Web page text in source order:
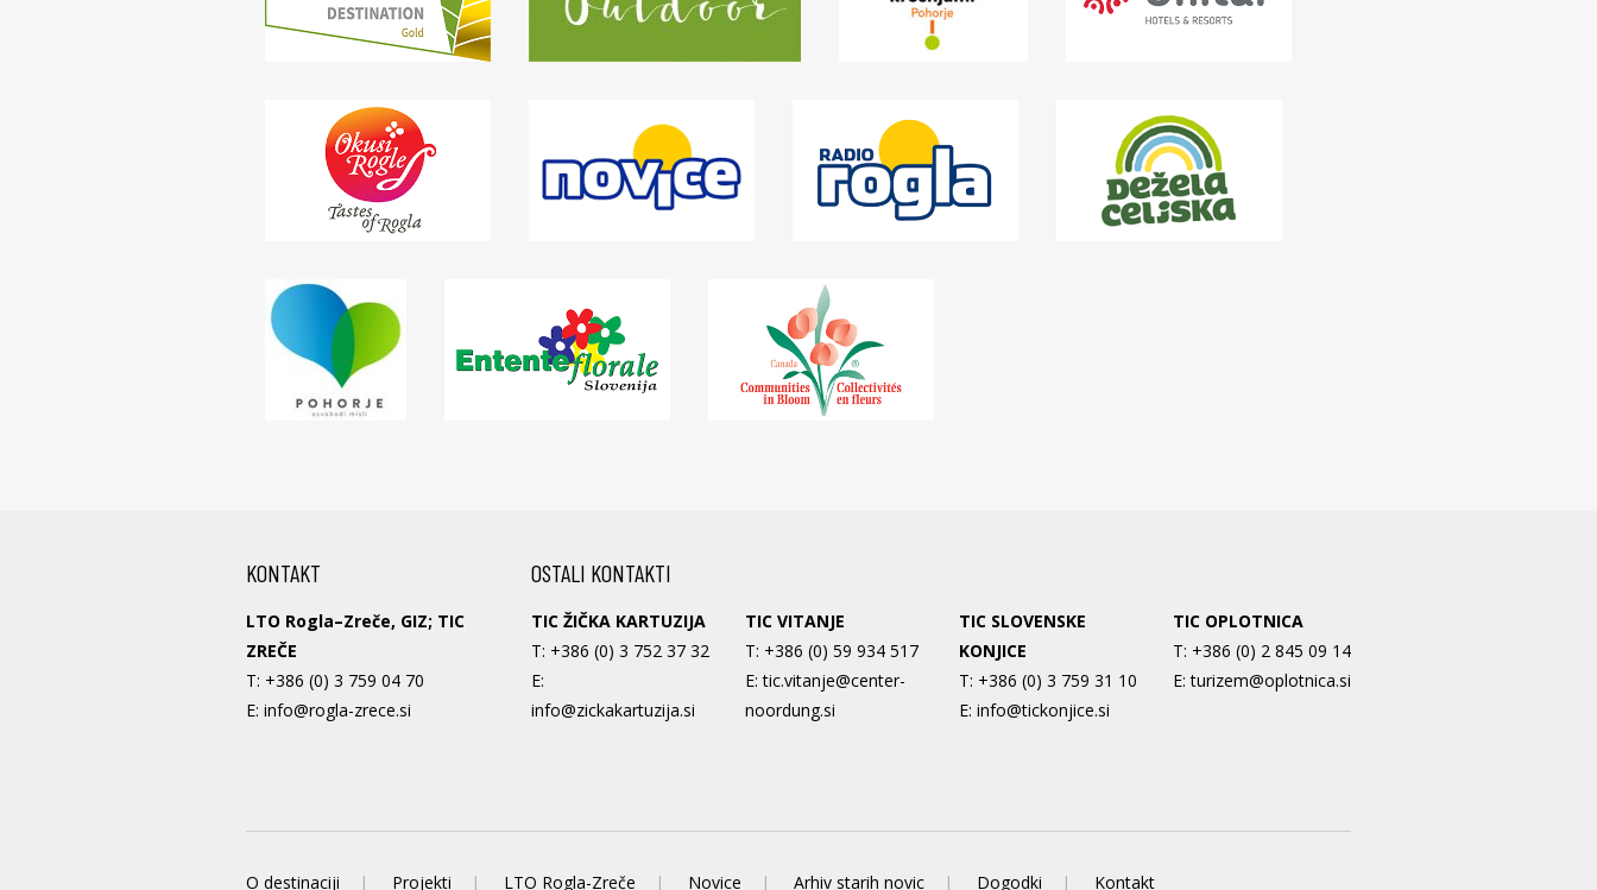
KONTAKT
LTO Rogla–Zreče, GIZ; TIC
ZREČE
T: +386 (0) 3 759 04 70
E: info@rogla-zrece.si
OSTALI KONTAKTI
TIC ŽIČKA KARTUZIJA
T: +386 (0) 3 752 37 32
E:
info@zickakartuzija.si
TIC VITANJE
T: +386 (0) 59 934 517
E:tic.vitanje@center-
noordung.si
TIC SLOVENSKE
KONJICE
T: +386 (0) 3 759 31 10
E: info@tickonjice.si
TIC OPLOTNICA
T: +386 (0) 2 845 09 14
E:turizem@oplotnica.si
O destinaciji Projekti LTO Rogla-Zreče Novice Arhiv starih novic Dogodki Kontakt